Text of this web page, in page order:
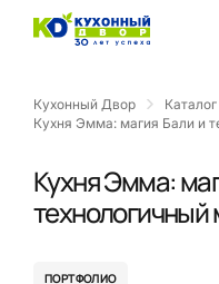
Кухонный Двор Каталог
Кухня Эмма: магия Бали и
Кухня Эмма:
ПОРТФОЛИО